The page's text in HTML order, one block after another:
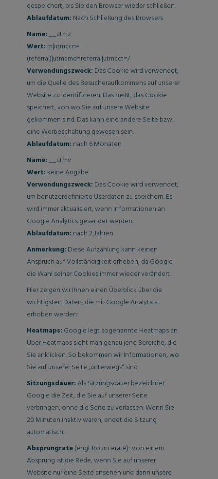
gespeichert, bis Sie den Browser wieder schließen.
Ablaufdatum: Nach Schließung des Browsers
Name:__utmz
Wert: m|utmccn=
(referral)|utmcmd=referral|utmcct=/
Verwendungszweck: Das Cookie wird verwendet,
um die Quelle des Besucheraufkommens auf unserer
Website zu identifizieren. Das heißt, das Cookie
speichert, von wo Sie auf unsere Website
gekommen sind. Das kann eine andere Seite bzw.
eine Werbeschaltung gewesen sein.
Ablaufdatum: nach 6 Monaten
Name:__utmv
Wert: keine Angabe
Verwendungszweck: Das Cookie wird verwendet,
um benutzerdefinierte Userdaten zu speichern. Es
wird immer aktualisiert, wenn Informationen an
Google Analytics gesendet werden.
Ablaufdatum: nach 2 Jahren
Anmerkung: Diese Aufzählung kann keinen
Anspruch auf Vollständigkeit erheben, da Google
die Wahl seiner Cookies immer wieder verändert.
Hier zeigen wir Ihnen einen Überblick über die
wichtigsten Daten, die mit Google Analytics
erhoben werden:
Heatmaps: Google legt sogenannte Heatmaps an.
Über Heatmaps sieht man genau jene Bereiche, die
Sie anklicken. So bekommen wir Informationen, wo
Sie auf unserer Seite „unterwegs“ sind.
Sitzungsdauer:Als Sitzungsdauer bezeichnet
Google die Zeit, die Sie auf unserer Seite
verbringen, ohne die Seite zu verlassen. Wenn Sie
20 Minuten inaktiv waren, endet die Sitzung
automatisch.
Absprungrate(engl. Bouncerate): Von einem
Absprung ist die Rede, wenn Sie auf unserer
Website nur eine Seite ansehen und dann unsere